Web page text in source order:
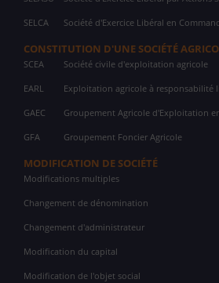
SELCA Société d'Exercice Libéral en
CONSTITUTION D'UNE SOCIÉTÉ
SCEA Société civile d'exploitation agricole
EARL Exploitation agricole à responsabilité
GAEC Groupement Agricole d'Exploitation
GFA Groupement Foncier Agricole
MODIFICATION DE SOCIÉTÉ
Modifications multiples
Changement de dénomination
Changement d'administrateur
Modification du capital
Modification de l'objet social